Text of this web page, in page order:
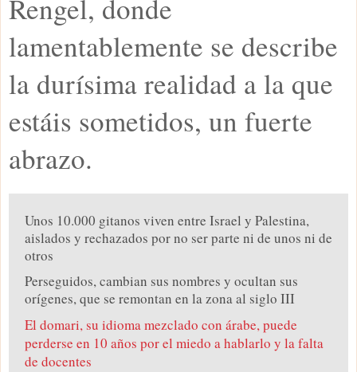
Rengel, donde
lamentablemente se describe
la durísima realidad a la que
estáis sometidos, un fuerte
abrazo.
Unos 10.000 gitanos viven entre Israel y Palestina,
aislados y rechazados por no ser parte ni de unos ni de
otros
Perseguidos, cambian sus nombres y ocultan sus
orígenes, que se remontan en la zona al siglo III
El domari, su idioma mezclado con árabe, puede
perderse en 10 años por el miedo a hablarlo y la falta
de docentes